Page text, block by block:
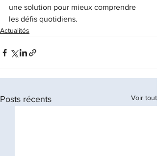
une solution pour mieux comprendre
les défis quotidiens.
Actualités
Posts récents Voir tout